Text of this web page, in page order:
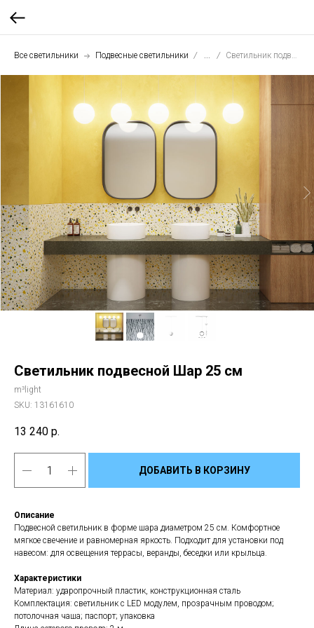
Все светильники Подвесные светильники
Светильник подвесной Шар 25 см
m³light
SKU: 13161610
13 240 р.
ДОБАВИТЬ В КОРЗИНУ
Описание
Подвесной светильник в форме шара диаметром 25 см. Комфортное
мягкое свечение и равномерная яркость. Подходит для установки под
навесом: для освещения террасы, веранды, беседки или крыльца.
Характеристики
Материал: ударопрочный пластик, конструкционная сталь
Комплектация: светильник с LED модулем, прозрачным проводом;
потолочная чаша; паспорт; упаковка